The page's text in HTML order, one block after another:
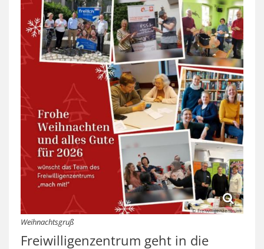
© Freiwilligenzentrum
Weihnachtsgruß
Freiwilligenzentrum geht in die